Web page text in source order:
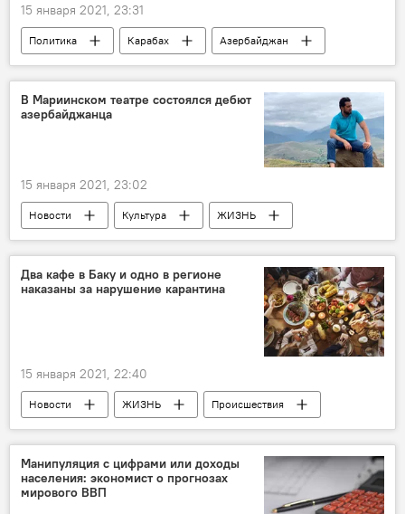
15 января 2021, 23:31
Политика Карабах
Азербайджан
Новости
Шуша
В Мариинском театре состоялся дебют
азербайджанца
15 января 2021, 23:02
Новости Культура
ЖИЗНЬ
Азербайджан
Россия
Государственный академический Мариинский театр
дебют
Азербайджанец
Два кафе в Баку и одно в регионе
наказаны за нарушение карантина
15 января 2021, 22:40
Новости ЖИЗНЬ
Происшествия
Азербайджан
Кафе
карантин
Нарушение
Манипуляция с цифрами или доходы
населения: экономист о прогнозах
мирового ВВП